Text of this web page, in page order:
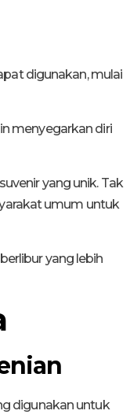
digunakan, mulai
menyegarkan diri
yang unik. Tak
umum untuk
yang lebih
digunakan untuk